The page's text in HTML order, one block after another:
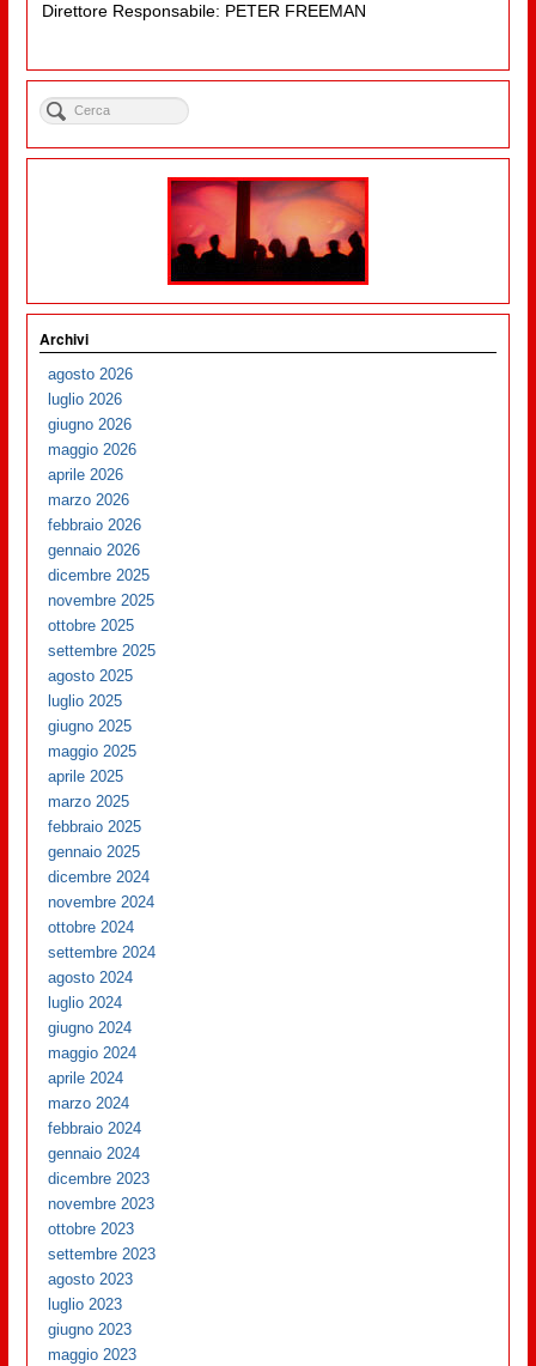
Direttore Responsabile: PETER FREEMAN
Archivi
agosto 2026
luglio 2026
giugno 2026
maggio 2026
aprile 2026
marzo 2026
febbraio 2026
gennaio 2026
dicembre 2025
novembre 2025
ottobre 2025
settembre 2025
agosto 2025
luglio 2025
giugno 2025
maggio 2025
aprile 2025
marzo 2025
febbraio 2025
gennaio 2025
dicembre 2024
novembre 2024
ottobre 2024
settembre 2024
agosto 2024
luglio 2024
giugno 2024
maggio 2024
aprile 2024
marzo 2024
febbraio 2024
gennaio 2024
dicembre 2023
novembre 2023
ottobre 2023
settembre 2023
agosto 2023
luglio 2023
giugno 2023
maggio 2023